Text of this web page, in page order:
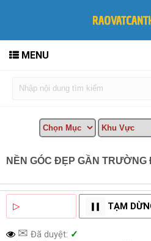
MENU
NỀN GÓC ĐẸP GẦN TRƯỜNG
▷ TẠM
✉ Đã duyệt: ✓